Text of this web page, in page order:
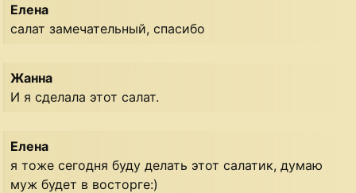
Елена
салат замечательный, спасибо
Жанна
И я сделала этот салат.
Елена
я тоже сегодня буду делать этот салатик, думаю
муж будет в восторге:)